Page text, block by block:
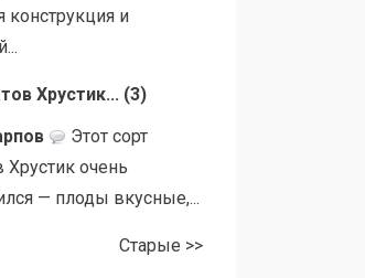
конструкция и
Хрустик... (3)
Этот сорт
Хрустик очень
— плоды вкусные,...
Старые >>